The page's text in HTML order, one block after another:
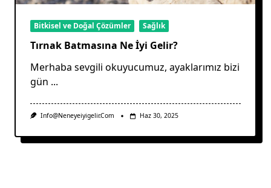
Bitkisel ve Doğal Çözümler Sağlık
Tırnak Batmasına Ne İyi Gelir?
Merhaba sevgili okuyucumuz, ayaklarımız bizi
gün ...
Info@neneyeiyigelir.com Haz 30, 2025